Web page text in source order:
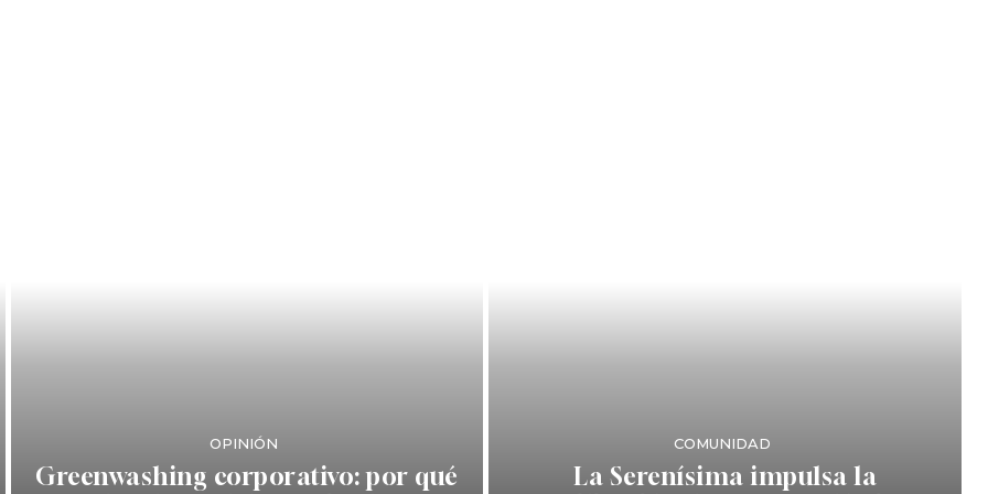
OPINIÓN
Greenwashing corporativo: por qué
COMUNIDAD
La Serenísima impulsa la